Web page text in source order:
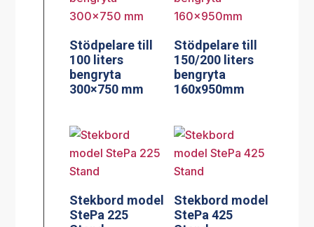
Stödpelare till
100 liters
bengryta
300×750 mm
Stödpelare till
150/200 liters
bengryta
160x950mm
Stekbord model
StePa 225
Stekbord model
StePa 425